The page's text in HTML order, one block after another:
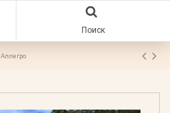
Поиск
Аллегро